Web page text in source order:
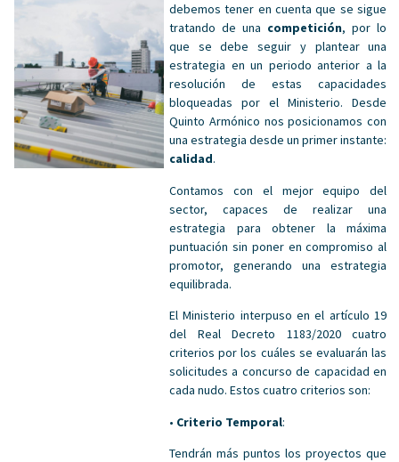
debemos tener en cuenta que se sigue
tratando de una competición, por lo
que se debe seguir y plantear una
estrategia en un periodo anterior a la
resolución de estas capacidades
bloqueadas por el Ministerio. Desde
Quinto Armónico nos posicionamos con
una estrategia desde un primer instante:
calidad.
Contamos con el mejor equipo del
sector, capaces de realizar una
estrategia para obtener la máxima
puntuación sin poner en compromiso al
promotor, generando una estrategia
equilibrada.
El Ministerio interpuso en el artículo 19
del Real Decreto 1183/2020 cuatro
criterios por los cuáles se evaluarán las
solicitudes a concurso de capacidad en
cada nudo. Estos cuatro criterios son:
• Criterio Temporal:
Tendrán más puntos los proyectos que